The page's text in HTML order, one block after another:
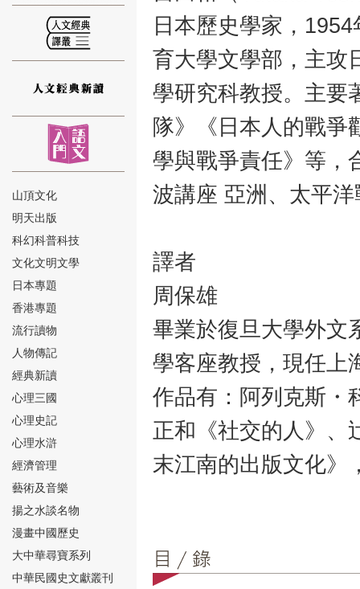
⑫
⑬
⑭
⑮
山頂文化
明天出版
科幻科普科技
文化文明文學
日本專題
香港專題
流行讀物
人物傳記
經典新讀
心理三國
心理史記
心理水滸
經濟管理
藝術及音樂
揚之水談名物
漫畫中國歷史
大中華尋寶系列
中華民國史文獻叢刊
日本歷史學家，
育大學文學部，主攻
學研究科教授。主要
隊》《日本人的戰爭
學與戰爭責任》等，
波講座 亞洲、太平
譯者
周保雄
畢業於復旦大學外文
學客座教授，現任上
作品有：阿列克斯
正和《社交的人》、
末江南的出版文化》